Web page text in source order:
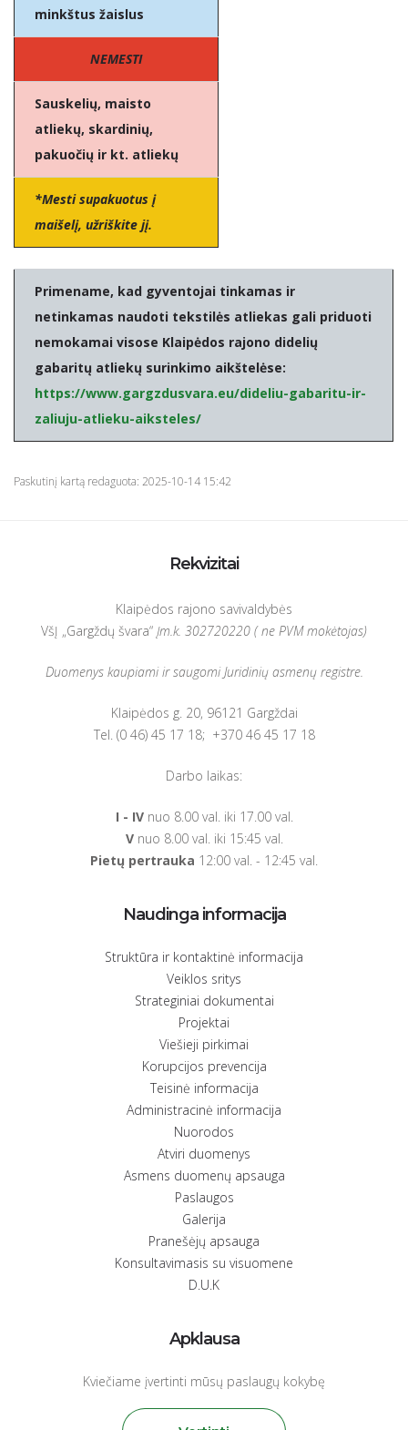
minkštus žaislus
NEMESTI
Sauskelių, maisto
atliekų, skardinių,
pakuočių ir kt. atliekų
*Mesti supakuotus į
maišelį, užriškite jį.
Primename, kad gyventojai tinkamas ir
netinkamas naudoti tekstilės atliekas gali priduoti
nemokamai visose Klaipėdos rajono didelių
gabaritų atliekų surinkimo aikštelėse:
https://www.gargzdusvara.eu/dideliu-gabaritu-ir-
zaliuju-atlieku-aiksteles/
Paskutinį kartą redaguota: 2025-10-14 15:42
Rekvizitai
Klaipėdos rajono savivaldybės
VšĮ „Gargždų švara“ Įm.k. 302720220 ( ne PVM mokėtojas)
Duomenys kaupiami ir saugomi Juridinių asmenų registre.
Klaipėdos g. 20, 96121 Gargždai
Tel. (0 46) 45 17 18; +370 46 45 17 18
Darbo laikas:
I - IVnuo 8.00 val. iki 17.00 val.
Vnuo 8.00 val. iki 15:45 val.
Pietų pertrauka 12:00 val. - 12:45 val.
Naudinga informacija
Struktūra ir kontaktinė informacija
Veiklos sritys
Strateginiai dokumentai
Projektai
Viešieji pirkimai
Korupcijos prevencija
Teisinė informacija
Administracinė informacija
Nuorodos
Atviri duomenys
Asmens duomenų apsauga
Paslaugos
Galerija
Pranešėjų apsauga
Konsultavimasis su visuomene
D.U.K
Apklausa
Kviečiame įvertinti mūsų paslaugų kokybę